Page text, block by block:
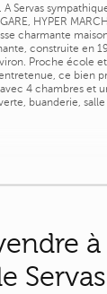
A Servas
HYPER
charmante
construite en
Proche école
ce bien
4 chambres et
buanderie, salle
à
Servas